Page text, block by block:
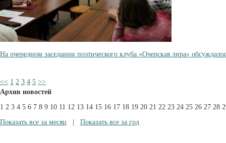
На очередном заседании поэтического клуба «Очерская лира»
<< 1 2 3 4 5 >>
Архив новостей
1 2 3 4 5 6 7 8 9 10 11 12 13 14 15 16 17 18 19 20 21 22 23 24 25 26 27 28
Показать все за месяц
Показать все за год